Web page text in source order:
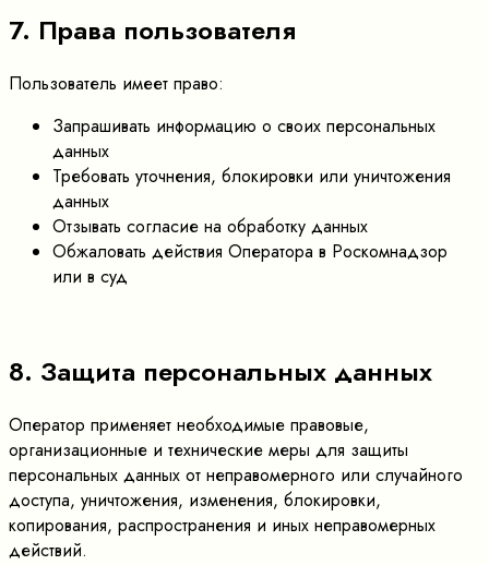
7. Права пользователя
Пользователь имеет право:
Запрашивать информацию о своих персональных
данных
Требовать уточнения, блокировки или уничтожения
данных
Отзывать согласие на обработку данных
Обжаловать действия Оператора в Роскомнадзор
или в суд
8. Защита персональных данных
Оператор применяет необходимые правовые,
организационные и технические меры для защиты
персональных данных от неправомерного или случайного
доступа, уничтожения, изменения, блокировки,
копирования, распространения и иных неправомерных
действий.